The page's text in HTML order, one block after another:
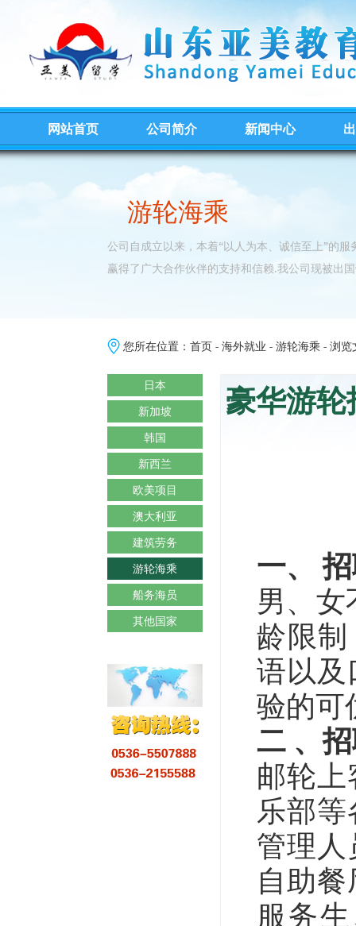
网站首页 公司简介 新闻中心
游轮海乘
公司自成立以来，本着“以人为本、诚信至上”的
赢得了广大合作伙伴的支持和信赖.我公司现被出
您所在位置： 首页 - 海外就业 - 游轮海乘 - 浏览
日本
新加坡
韩国
新西兰
欧美项目
澳大利亚
建筑劳务
游轮海乘
船务海员
其他国家
豪华游
一、
男、女
龄限制
语以及
验的可
二 、
邮轮
乐部
管理人
自助
服务